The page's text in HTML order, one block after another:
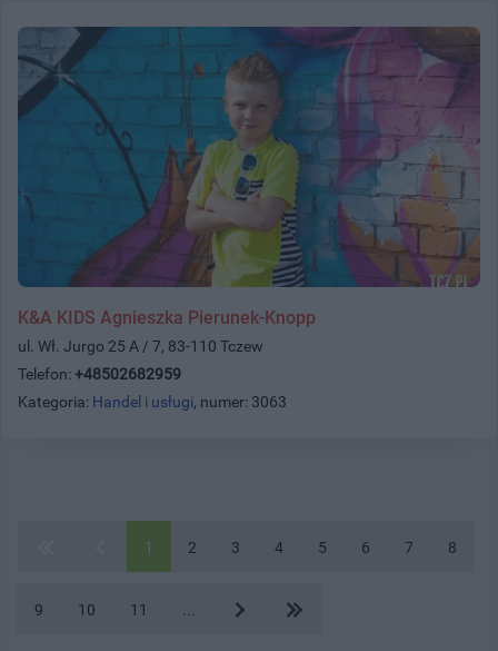
K&A KIDS Agnieszka Pierunek-Knopp
ul. Wł. Jurgo 25 A / 7, 83-110 Tczew
Telefon: +48502682959
Kategoria: Handel i usługi, numer: 3063
1 2 3 4 5 6 7 8
9 10 11